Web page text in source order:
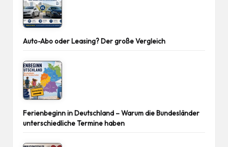
Auto-Abo oder Leasing? Der große Vergleich
Ferienbeginn in Deutschland – Warum die Bundesländer
unterschiedliche Termine haben